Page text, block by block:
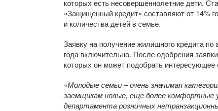
которых есть несовершеннолетние дети.
«Защищенный кредит» составляют от 14%
и количества детей в семье.
Заявку на получение жилищного кредита
года включительно. После одобрения
которых он может подобрать интересующее
«Молодые семьи – очень значимая
заемщикам новые, еще более комфортные
департамента розничных